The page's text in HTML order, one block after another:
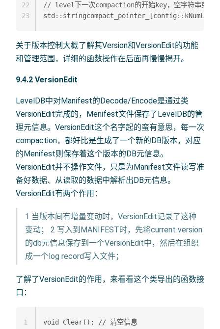
// level下一次compaction的开始key，空字符串或
22
23
关于版本控制大概了解其Version和VersionEdit的功能
和管理范围，详细的函数操作在后面再慢慢揭开。
9.4.2 VersionEdit
LevelDB中对Manifest的Decode/Encode是通过类
VersionEdit完成的，Menifest文件保存了LevelDB的管
理元信息。VersionEdit这个名字起的蛮有意思，每一次
compaction，都好比是生成了一个新的DB版本，对应
的Menifest则保存着这个版本的DB元信息。
VersionEdit并不操作文件，只是为Manifest文件读写准
备好数据、从读取的数据中解析出DB元信息。
VersionEdit有两个作用：
1 当版本间有增量变动时，VersionEdit记录了这种
变动； 2 写入到MANIFEST时，先将current version
的db元信息保存到一个VersionEdit中，然后在组织
成一个log record写入文件；
了解了VersionEdit的作用，来看看这个类导出的函数接
口：
void Clear(); // 清空信息
1